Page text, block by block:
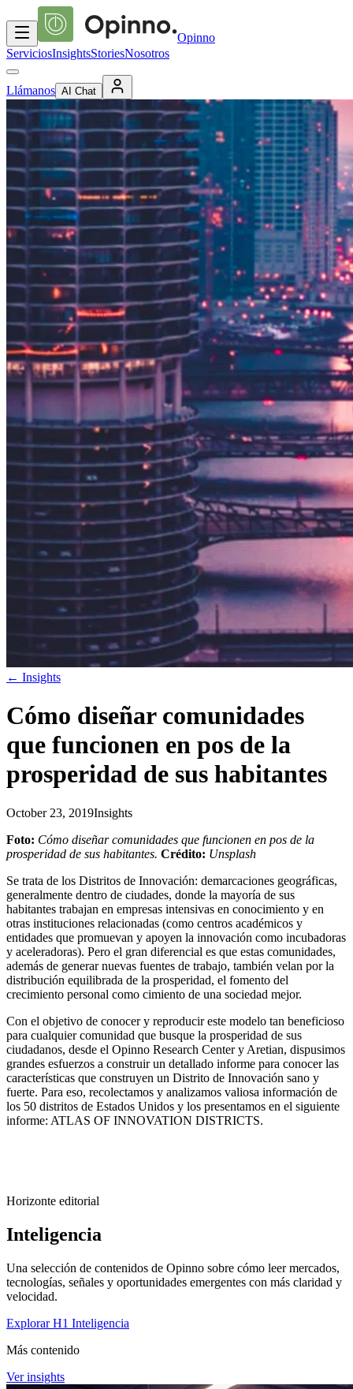
Opinno
ServiciosInsightsStoriesNosotros
Llámanos AI Chat
← Insights
Cómo diseñar comunidades
que funcionen en pos de la
prosperidad de sus habitantes
October 23, 2019Insights
Foto: Cómo diseñar comunidades que funcionen en pos de la
prosperidad de sus habitantes. Crédito: Unsplash
Se trata de los Distritos de Innovación: demarcaciones geográficas,
generalmente dentro de ciudades, donde la mayoría de sus
habitantes trabajan en empresas intensivas en conocimiento y en
otras instituciones relacionadas (como centros académicos y
entidades que promuevan y apoyen la innovación como incubadoras
y aceleradoras). Pero el gran diferencial es que estas comunidades,
además de generar nuevas fuentes de trabajo, también velan por la
distribución equilibrada de la prosperidad, el fomento del
crecimiento personal como cimiento de una sociedad mejor.
Con el objetivo de conocer y reproducir este modelo tan beneficioso
para cualquier comunidad que busque la prosperidad de sus
ciudadanos, desde el Opinno Research Center y Aretian, dispusimos
grandes esfuerzos a construir un detallado informe para conocer las
características que construyen un Distrito de Innovación sano y
fuerte. Para eso, recolectamos y analizamos valiosa información de
los 50 distritos de Estados Unidos y los presentamos en el siguiente
informe: ATLAS OF INNOVATION DISTRICTS.
Horizonte editorial
Inteligencia
Una selección de contenidos de Opinno sobre cómo leer mercados,
tecnologías, señales y oportunidades emergentes con más claridad y
velocidad.
Explorar H1 Inteligencia
Más contenido
Ver insights